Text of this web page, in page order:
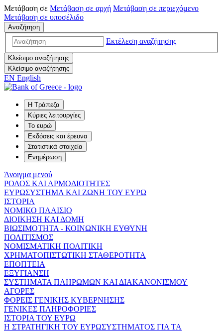
Μετάβαση σε Μετάβαση σε αρχή Μετάβαση σε περιεχόμενο
Μετάβαση σε υποσέλιδο
Αναζήτηση
Εκτέλεση αναζήτησης
Κλείσιμο αναζήτησης
Κλείσιμο αναζήτησης
EN English
Η Τράπεζα
Κύριες λειτουργίες
Το ευρώ
Εκδόσεις και έρευνα
Στατιστικά στοιχεία
Ενημέρωση
Άνοιγμα μενού
ΡΟΛΟΣ ΚΑΙ ΑΡΜΟΔΙΟΤΗΤΕΣ
ΕΥΡΩΣΥΣΤΗΜΑ ΚΑΙ ΖΩΝΗ ΤΟΥ ΕΥΡΩ
ΙΣΤΟΡΙΑ
ΝΟΜΙΚΟ ΠΛΑΙΣΙΟ
ΔΙΟΙΚΗΣΗ ΚΑΙ ΔΟΜΗ
ΒΙΩΣΙΜΟΤΗΤΑ - ΚΟΙΝΩΝΙΚΗ ΕΥΘΥΝΗ
ΠΟΛΙΤΙΣΜΟΣ
ΝΟΜΙΣΜΑΤΙΚΗ ΠΟΛΙΤΙΚΗ
ΧΡΗΜΑΤΟΠΙΣΤΩΤΙΚΗ ΣΤΑΘΕΡΟΤΗΤΑ
ΕΠΟΠΤΕΙΑ
ΕΞΥΓΙΑΝΣΗ
ΣΥΣΤΗΜΑΤΑ ΠΛΗΡΩΜΩΝ ΚΑΙ ΔΙΑΚΑΝΟΝΙΣΜΟΥ
ΑΓΟΡΕΣ
ΦΟΡΕΙΣ ΓΕΝΙΚΗΣ ΚΥΒΕΡΝΗΣΗΣ
ΓΕΝΙΚΕΣ ΠΛΗΡΟΦΟΡΙΕΣ
ΙΣΤΟΡΙΑ ΤΟΥ ΕΥΡΩ
Η ΣΤΡΑΤΗΓΙΚΗ ΤΟΥ ΕΥΡΩΣΥΣΤΗΜΑΤΟΣ ΓΙΑ ΤΑ